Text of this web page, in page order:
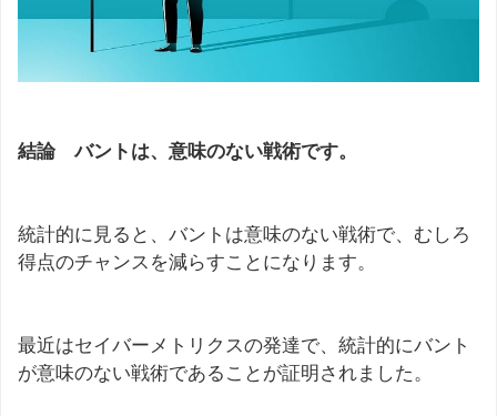
結論 バントは、意味のない戦術です。
統計的に見ると、バントは意味のない戦術で、むしろ
得点のチャンスを減らすことになります。
最近はセイバーメトリクスの発達で、統計的にバント
が意味のない戦術であることが証明されました。